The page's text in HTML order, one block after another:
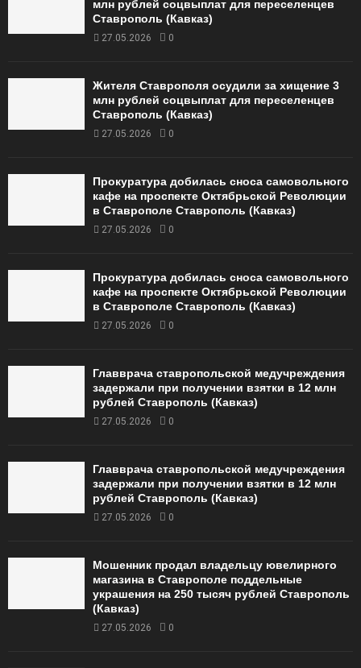
млн рублей соцвыплат для переселенцев
Ставрополь (Кавказ)
27.05.2026 0
Жителя Ставрополя осудили за хищение 3
млн рублей соцвыплат для переселенцев
Ставрополь (Кавказ)
27.05.2026 0
Прокуратура добилась сноса самовольного
кафе на проспекте Октябрьской Революции
в Ставрополе Ставрополь (Кавказ)
27.05.2026 0
Прокуратура добилась сноса самовольного
кафе на проспекте Октябрьской Революции
в Ставрополе Ставрополь (Кавказ)
27.05.2026 0
Главврача ставропольской медучреждения
задержали при получении взятки в 12 млн
рублей Ставрополь (Кавказ)
27.05.2026 0
Главврача ставропольской медучреждения
задержали при получении взятки в 12 млн
рублей Ставрополь (Кавказ)
27.05.2026 0
Мошенник продал владельцу ювелирного
магазина в Ставрополе поддельные
украшения на 250 тысяч рублей Ставрополь
(Кавказ)
27.05.2026 0